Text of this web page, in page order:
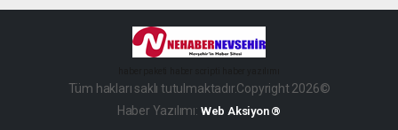
Tüm hakları saklı tutulmaktadır.Copyright 2026©
Haber Yazılımı: Web Aksiyon ®